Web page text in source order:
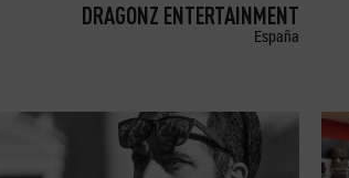
DRAGONZ ENTERTAINMENT
España